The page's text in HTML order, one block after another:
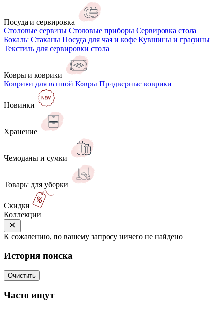
Посуда и сервировка
Столовые сервизы Столовые приборы Сервировка стола
Бокалы Стаканы Посуда для чая и кофе Кувшины и графины
Текстиль для сервировки стола
Ковры и коврики
Коврики для ванной Ковры Придверные коврики
Новинки
Хранение
Чемоданы и сумки
Товары для уборки
Скидки
Коллекции
К сожалению, по вашему запросу ничего не найдено
История поиска
Очистить
Часто ищут